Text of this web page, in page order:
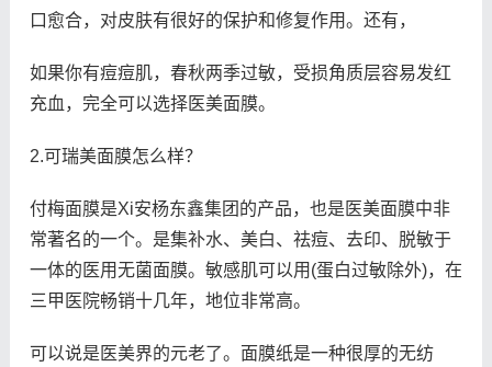
口愈合，对皮肤有很好的保护和修复作用。还有，
如果你有痘痘肌，春秋两季过敏，受损角质层容易发红
充血，完全可以选择医美面膜。
2.可瑞美面膜怎么样？
付梅面膜是Xi安杨东鑫集团的产品，也是医美面膜中非
常著名的一个。是集补水、美白、祛痘、去印、脱敏于
一体的医用无菌面膜。敏感肌可以用(蛋白过敏除外)，在
三甲医院畅销十几年，地位非常高。
可以说是医美界的元老了。面膜纸是一种很厚的无纺